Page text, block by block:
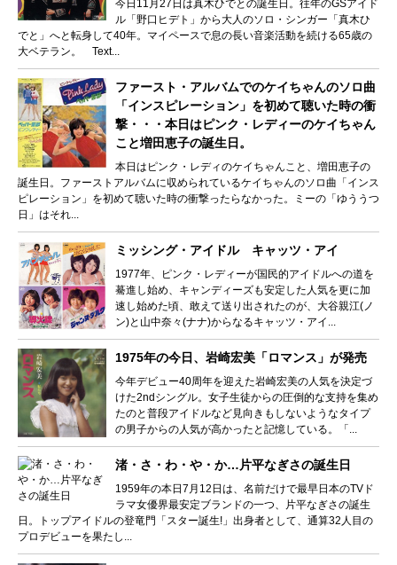
今日11月27日は真木ひでとの誕生日。往年のGSアイド
ル「野口ヒデト」から大人のソロ・シンガー「真木ひ
でと」へと転身して40年。マイペースで息の長い音楽活動を続ける65歳の
大ベテラン。 Text...
ファースト・アルバムでのケイちゃんのソロ曲
「インスピレーション」を初めて聴いた時の衝
撃・・・本日はピンク・レディーのケイちゃん
こと増田恵子の誕生日。
本日はピンク・レディのケイちゃんこと、増田恵子の
誕生日。ファーストアルバムに収められているケイちゃんのソロ曲「インス
ピレーション」を初めて聴いた時の衝撃ったらなかった。ミーの「ゆううつ
日」はそれ...
ミッシング・アイドル キャッツ・アイ
1977年、ピンク・レディーが国民的アイドルへの道を
驀進し始め、キャンディーズも安定した人気を更に加
速し始めた頃、敢えて送り出されたのが、大谷親江(ノ
ン)と山中奈々(ナナ)からなるキャッツ・アイ...
1975年の今日、岩崎宏美「ロマンス」が発売
今年デビュー40周年を迎えた岩崎宏美の人気を決定づ
けた2ndシングル。女子生徒からの圧倒的な支持を集め
たのと普段アイドルなど見向きもしないようなタイプ
の男子からの人気が高かったと記憶している。「...
渚・さ・わ・や・か…片平なぎさの誕生日
1959年の本日7月12日は、名前だけで最早日本のTVド
ラマ女優界最安定ブランドの一つ、片平なぎさの誕生
日。トップアイドルの登竜門「スター誕生!」出身者として、通算32人目の
プロデビューを果たし...